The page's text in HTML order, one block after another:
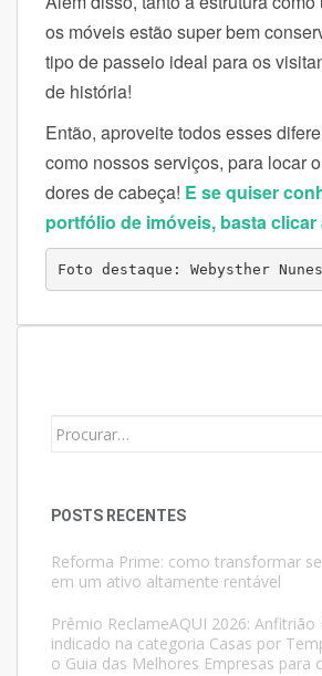
os móveis estão super bem
tipo de passeio ideal para os
de história!
Então, aproveite todos esses
como nossos serviços, para locar
dores de cabeça! E se quiser
portfólio de imóveis, basta clicar
Foto destaque: Webysther Nunes
Search
POSTS RECENTES
Reforma Prime: como transformar
em um ativo altamente rentável
Prêmio ReclameAQUI 2026: Anfitrião
indicado na categoria Casas por
o Guia das Melhores Empresas para